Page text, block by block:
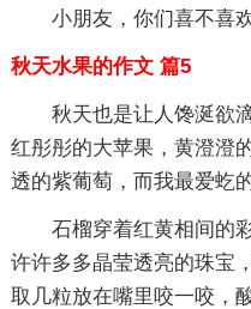
小朋友，你们喜不喜
秋天水果的作文 篇5
秋天也是让人馋涎欲
红彤彤的大苹果，黄澄澄
透的紫葡萄，而我最爱虼
石榴穿着红黄相间的
许许多多晶莹透亮的珠宝
取几粒放在嘴里咬一咬，